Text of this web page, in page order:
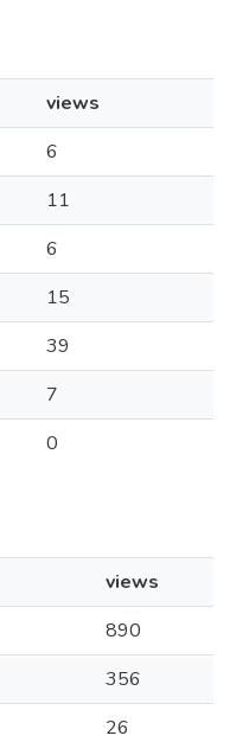
views
6
11
6
15
39
7
0
views
890
356
26